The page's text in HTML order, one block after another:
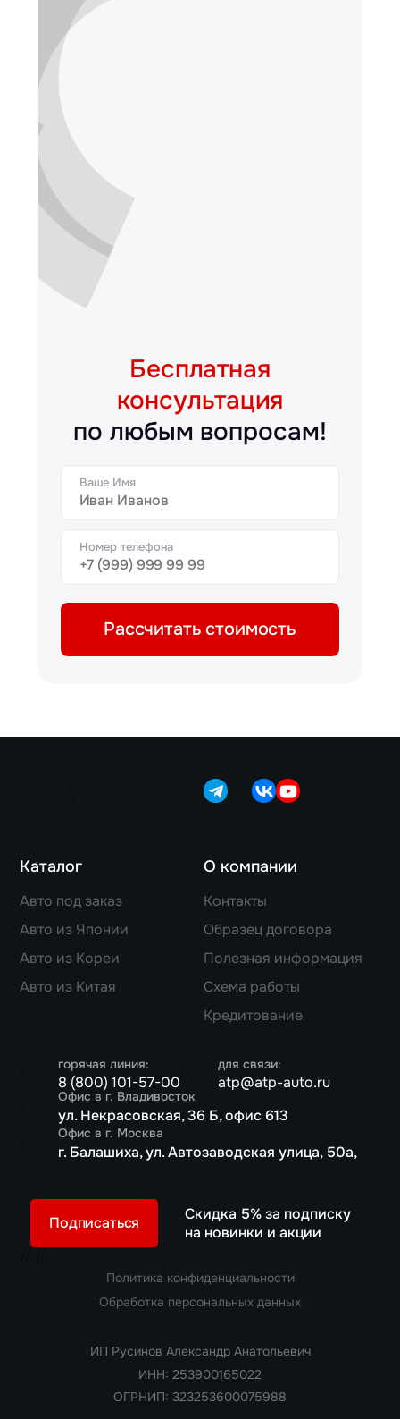
Бесплатная
консультация
по любым вопросам!
Ваше Имя
Номер телефона
Рассчитать стоимость
Каталог
Авто под заказ
Авто из Японии
Авто из Кореи
Авто из Китая
О компании
Контакты
Образец договора
Полезная информация
Схема работы
Кредитование
горячая линия:
8 (800) 101-57-00
для связи:
atp@atp-auto.ru
Офис в г. Владивосток
ул. Некрасовская, 36 Б, офис 613
Офис в г. Москва
г. Балашиха, ул. Автозаводская улица, 50а,
Скидка 5% за подписку
на новинки и акции
Подписаться
Политика конфиденциальности
Обработка персональных данных
ИП Русинов Александр Анатольевич
ИНН: 253900165022
ОГРНИП: 323253600075988